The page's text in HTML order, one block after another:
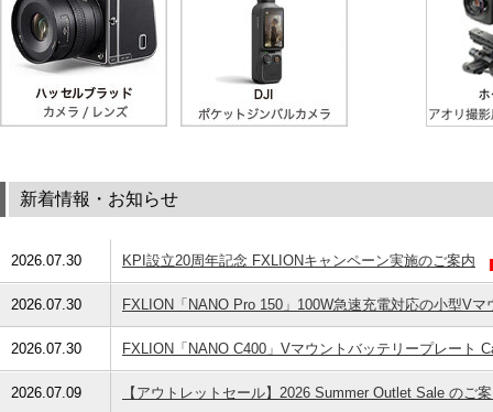
新着情報・お知らせ
2026.07.30 KPI設立20周年記念 FXLIONキャンペーン実施のご案内
2026.07.30 FXLION「NANO Pro 150」100W急速充電対応の小型V
2026.07.30 FXLION「NANO C400」Vマウントバッテリープレート
2026.07.09 【アウトレットセール】2026 Summer Outlet Sale のご